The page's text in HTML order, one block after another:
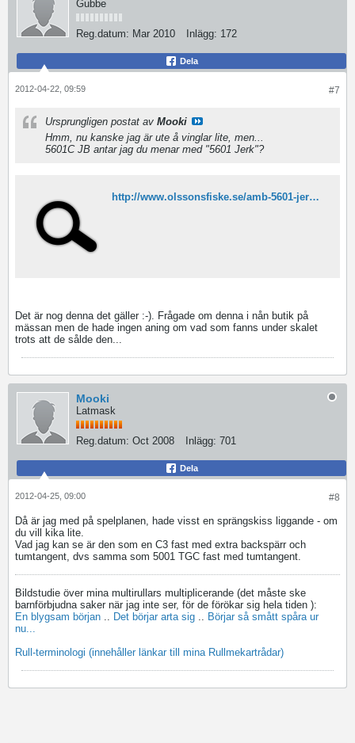
Gubbe
Reg.datum: Mar 2010 Inlägg: 172
Dela
#7
2012-04-22, 09:59
Ursprungligen postat av Mooki
Hmm, nu kanske jag är ute å vinglar lite, men...
5601C JB antar jag du menar med "5601 Jerk"?
http://www.olssonsfiske.se/amb-5601-jerk-p-12143-c-107.aspx
Det är nog denna det gäller :-). Frågade om denna i nån butik på
mässan men de hade ingen aning om vad som fanns under skalet
trots att de sålde den...
Mooki
Latmask
Reg.datum: Oct 2008 Inlägg: 701
Dela
#8
2012-04-25, 09:00
Då är jag med på spelplanen, hade visst en sprängskiss liggande - om
du vill kika lite.
Vad jag kan se är den som en C3 fast med extra backspärr och
tumtangent, dvs samma som 5001 TGC fast med tumtangent.
Bildstudie över mina multirullars multiplicerande (det måste ske
barnförbjudna saker när jag inte ser, för de förökar sig hela tiden ):
En blygsam början .. Det börjar arta sig .. Börjar så smått spåra ur
nu...
Rull-terminologi (innehåller länkar till mina Rullmekartrådar)